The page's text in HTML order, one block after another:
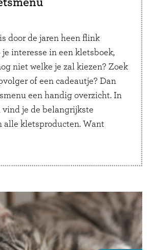
door de jaren heen flink
interesse in een kletsboek,
niet welke je zal kiezen? Zoek
of een cadeautje? Dan
een handig overzicht. In
je de belangrijkste
alle kletsproducten. Want